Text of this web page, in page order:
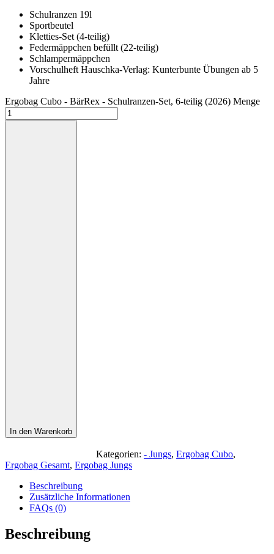
Schulranzen 19l
Sportbeutel
Kletties-Set (4-teilig)
Federmäppchen befüllt (22-teilig)
Schlampermäppchen
Vorschulheft Hauschka-Verlag: Kunterbunte Übungen ab 5
Jahre
Ergobag Cubo - BärRex - Schulranzen-Set, 6-teilig (2026) Menge
In den Warenkorb
Kategorien:- Jungs,Ergobag Cubo,
Ergobag Gesamt, Ergobag Jungs
Beschreibung
Zusätzliche Informationen
FAQs (0)
Beschreibung